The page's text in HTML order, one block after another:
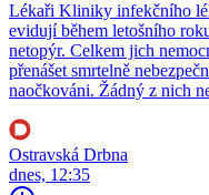
Lékaři Kliniky infekčního
evidují během letošního
netopýr. Celkem jich
přenášet smrtelně
naočkováni. Žádný z nich
Ostravská Drbna
dnes, 12:35